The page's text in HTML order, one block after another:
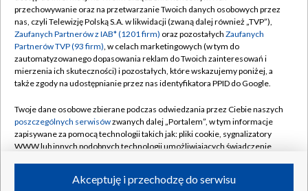
Abonament TVP
Emisja w TVP
Centrum informacji TVP
Naziemna Telewizja Cyfrowa
Rada Programowa
System NOS
Informacje o nadawcy
Program dla prasy
Regulamin TVP
Polityka prywatności
Moje zgody
Pomoc
Kontakt
Kanały
przechowywanie oraz na przetwarzanie Twoich danych osobowych przez
nas, czyli Telewizję Polską S.A. w likwidacji (zwaną dalej również „TVP”),
Zaufanych Partnerów z IAB* (1201 firm) oraz pozostałych Zaufanych
Partnerów TVP (93 firm), w celach marketingowych (w tym do
zautomatyzowanego dopasowania reklam do Twoich zainteresowań i
mierzenia ich skuteczności) i pozostałych, które wskazujemy poniżej, a
także zgody na udostępnianie przez nas identyfikatora PPID do Google.
Twoje dane osobowe zbierane podczas odwiedzania przez Ciebie naszych
poszczególnych serwisówzwanych dalej „Portalem”, w tym informacje
zapisywane za pomocą technologii takich jak: pliki cookie, sygnalizatory
WWW lub innych podobnych technologii umożliwiających świadczenie
ruchu w Internecie.Akceptuję i przechodzę do serwisu